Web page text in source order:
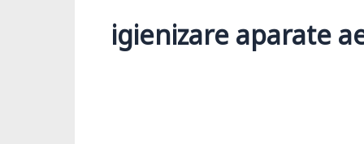
igienizare aparate